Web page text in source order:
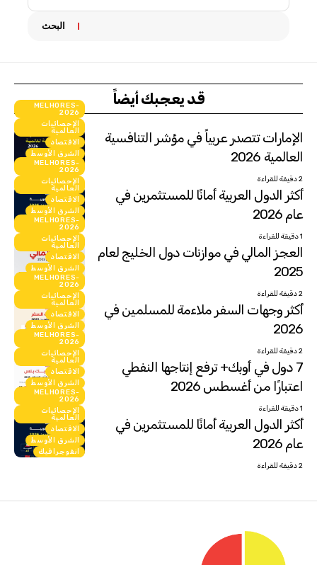
البحث
قد يعجبك أيضاً
MELHORES-
2026
الإحصائيات
العالمية
الاقتصاد
الشرق الأوسط
انفوجرافيك
الإمارات تتصدر عربياً في مؤشر التنافسية
العالمية 2026
2 دقيقة للقراءة
MELHORES-
2026
الإحصائيات
العالمية
الاقتصاد
الشرق الأوسط
انفوجرافيك
أكثر الدول العربية أمانًا للمستثمرين في
عام 2026
1 دقيقة للقراءة
MELHORES-
2026
الإحصائيات
العالمية
الاقتصاد
الشرق الأوسط
انفوجرافيك
العجز المالي في موازنات دول الخليج لعام
2025
2 دقيقة للقراءة
MELHORES-
2026
الإحصائيات
العالمية
الاقتصاد
الشرق الأوسط
انفوجرافيك
أكثر وجهات السفر ملاءمة للمسلمين في
2026
2 دقيقة للقراءة
MELHORES-
2026
الإحصائيات
العالمية
الاقتصاد
الشرق الأوسط
انفوجرافيك
7 دول في أوبك+ ترفع إنتاجها النفطي
اعتبارًا من أغسطس 2026
1 دقيقة للقراءة
MELHORES-
2026
الإحصائيات
العالمية
الاقتصاد
الشرق الأوسط
انفوجرافيك
أكثر الدول العربية أمانًا للمستثمرين في
عام 2026
2 دقيقة للقراءة